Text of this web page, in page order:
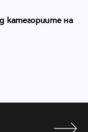
категориите на